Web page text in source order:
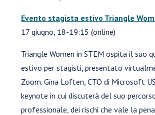
Evento stagista estivo Triangle
17 giugno, 18-19:15 (online)
Triangle Women in STEM ospita il suo
estivo per stagisti, presentato
Zoom. Gina Loften, CTO di Microsoft
keynote in cui discuterà del suo
professionale, dei rischi che vale la